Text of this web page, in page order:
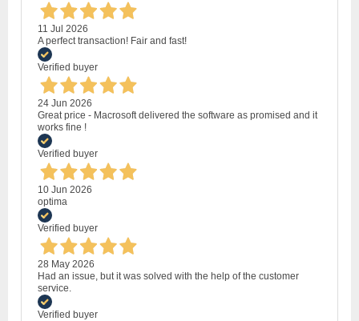
11 Jul 2026
A perfect transaction! Fair and fast!
Verified buyer
24 Jun 2026
Great price - Macrosoft delivered the software as promised and it
works fine !
Verified buyer
10 Jun 2026
optima
Verified buyer
28 May 2026
Had an issue, but it was solved with the help of the customer
service.
Verified buyer